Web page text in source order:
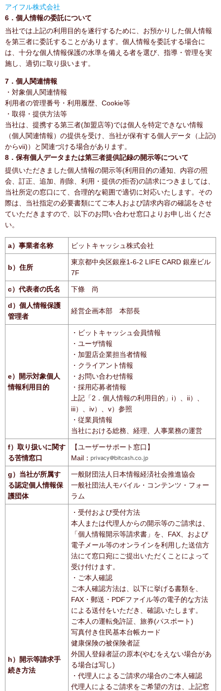
アイフル株式会社
6．個人情報の委託について
当社では上記の利用目的を遂行するために、お預かりした個人情報
を第三者に委託することがあります。個人情報を委託する場合に
は、十分な個人情報保護の水準を備える者を選び、指導・管理を実
施し、適切に取り扱います。
7．個人関連情報
・対象個人関連情報
利用者の管理番号・利用履歴、Cookie等
・取得・提供方法等
当社は、提携する第三者(加盟店等)では個人を特定できない情報
（個人関連情報）の提供を受け、当社が保有する個人データ（上記i)
からvii)）と関連づける場合があります。
8．保有個人データまたは第三者提供記録の開示等について
提供いただきました個人情報の開示等(利用目的の通知、内容の照
会、訂正、追加、削除、利用・提供の拒否)の請求につきましては、
当社所定の窓口にて、合理的な範囲で適切に対応いたします。その
際は、当社指定の必要書類にてご本人および請求内容の確認をさせ
ていただきますので、以下のお問い合わせ窓口よりお申し出くださ
い。
a）事業者名称 ビットキャッシュ株式会社
b）住所
東京都中央区銀座1-6-2 LIFE CARD 銀座ビル
7F
c）代表者の氏名 下條 尚
d）個人情報保護
管理者
経営企画本部 本部長
e）開示対象個人
情報利用目的
・ビットキャッシュ会員情報
・ユーザ情報
・加盟店企業担当者情報
・クライアント情報
・お問い合わせ情報
・採用応募者情報
上記「2．個人情報の利用目的」i）、ii）、
iii）、iv）、v）参照
・従業員情報
当社における総務、経理、人事業務の運営
f）取り扱いに関す
る苦情窓口
【ユーザーサポート窓口】
Mail：
g）当社が所属す
る認定個人情報保
護団体
一般財団法人日本情報経済社会推進協会
一般社団法人モバイル・コンテンツ・フォー
ラム
h）開示等請求手
続き方法
・受付および受付方法
本人または代理人からの開示等のご請求は、
「個人情報開示等請求書」を、FAX、および
電子メール等のオンラインを利用した送信方
法にて窓口宛にご提出いただくことによって
受け付けます。
・ご本人確認
ご本人確認方法は、以下に挙げる書類を、
FAX・郵送・PDFファイル等の電子的な方法
による送付をいただき、確認いたします。
ご本人の運転免許証、旅券(パスポート)
写真付き住民基本台帳カード
健康保険の被保険者証
外国人登録者証の原本(やむをえない場合があ
る場合は写し)
・代理人によるご請求の場合のご本人確認
代理人によるご請求をご希望の方は、上記窓